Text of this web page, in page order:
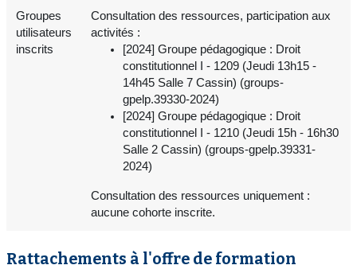
Groupes
utilisateurs
inscrits
Consultation des ressources, participation aux
activités :
[2024] Groupe pédagogique : Droit
constitutionnel I - 1209 (Jeudi 13h15 -
14h45 Salle 7 Cassin) (groups-
gpelp.39330-2024)
[2024] Groupe pédagogique : Droit
constitutionnel I - 1210 (Jeudi 15h - 16h30
Salle 2 Cassin) (groups-gpelp.39331-
2024)
Consultation des ressources uniquement :
aucune cohorte inscrite.
Rattachements à l'offre de formation